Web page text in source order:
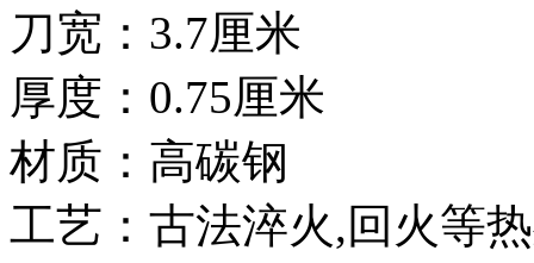
刀宽：3.7厘米
厚度：0.75厘米
材质：高碳钢
工艺：古法淬火,回火等